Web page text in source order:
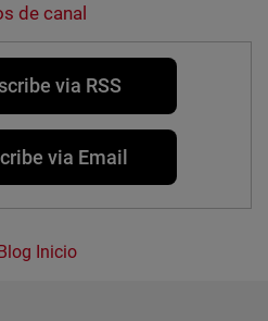
de canal
via RSS
via Email
Blog Inicio